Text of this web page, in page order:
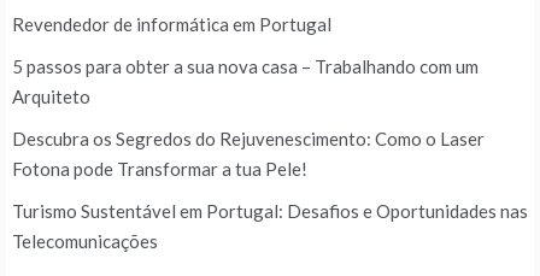
Revendedor de informática em Portugal
5 passos para obter a sua nova casa – Trabalhando com um
Arquiteto
Descubra os Segredos do Rejuvenescimento: Como o Laser
Fotona pode Transformar a tua Pele!
Turismo Sustentável em Portugal: Desafios e Oportunidades nas
Telecomunicações